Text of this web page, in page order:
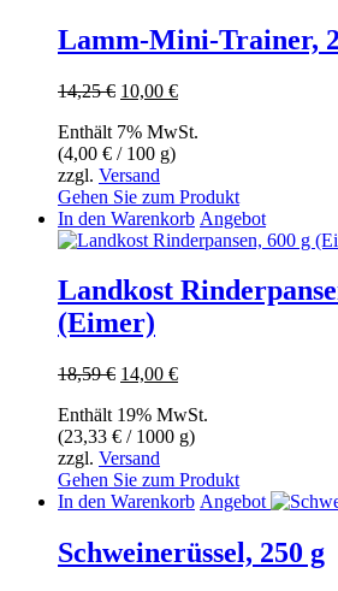
Lamm-Mini-Trainer,
14,25€ Ursprünglicher
war:
14,25 €
10,00 €Aktueller
ist:
Enthält 7% MwSt.
(4,00 € / 100 g)
zzgl. Versand
Gehen Sie zum Produkt
In den Warenkorb Angebot
Landkost
(Eimer)
18,59€ Ursprünglicher
war:
18,59 €
14,00 €Aktueller
ist:
14,00 €.
Enthält 19% MwSt.
(23,33 € / 1000 g)
zzgl. Versand
Gehen Sie zum Produkt
In den Warenkorb Angebot
Schweinerüssel, 250 g